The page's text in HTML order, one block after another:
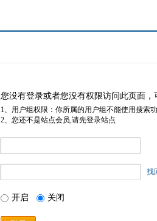
您没有登录或者您没有权限访问此页面
1、用户组权限：你所属的用户组不能使用搜索
2、您还不是站点会员,请先登录站点
找
开启 关闭